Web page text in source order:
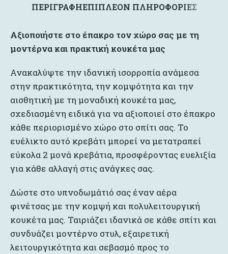
ΠΕΡΙΓΡΑΦΉΕΠΙΠΛΈΟΝ ΠΛΗΡΟΦΟΡΊΕΣ
Αξιοποιήστε στο έπακρο τον χώρο σας με τη
μοντέρνα και πρακτική κουκέτα μας
Ανακαλύψτε την ιδανική ισορροπία ανάμεσα
στην πρακτικότητα, την κομψότητα και την
αισθητική με τη μοναδική κουκέτα μας,
σχεδιασμένη ειδικά για να αξιοποιεί στο έπακρο
κάθε περιορισμένο χώρο στο σπίτι σας. Το
ευέλικτο αυτό κρεβάτι μπορεί να μετατραπεί
εύκολα 2 μονά κρεβάτια, προσφέροντας ευελιξία
για κάθε αλλαγή στις ανάγκες σας.
Δώστε στο υπνοδωμάτιό σας έναν αέρα
φινέτσας με την κομψή και πολυλειτουργική
κουκέτα μας. Ταιριάζει ιδανικά σε κάθε σπίτι και
συνδυάζει μοντέρνο στυλ, εξαιρετική
λειτουργικότητα και σεβασμό προς το